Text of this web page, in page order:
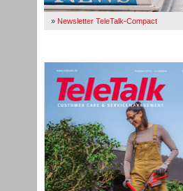
» Newsletter TeleTalk-Compact